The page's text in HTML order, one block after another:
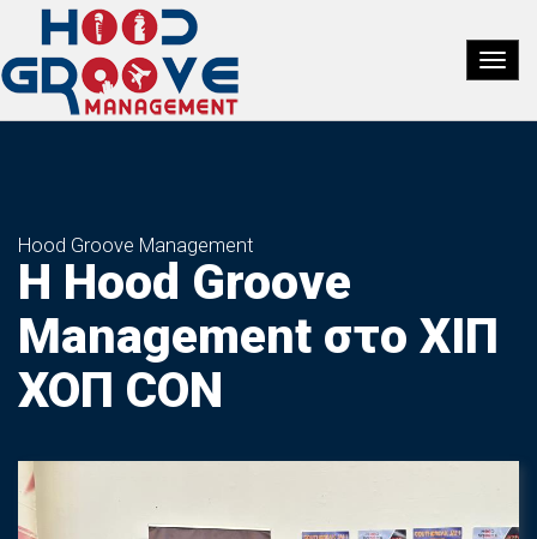
Hood Groove Management
Η Hood Groove
Management στο ΧΙΠ
ΧΟΠ CON